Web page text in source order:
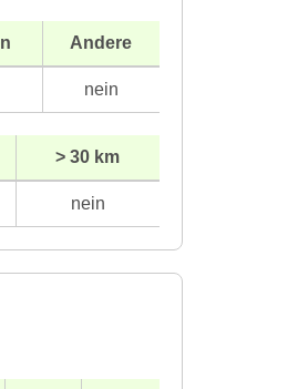
Andere
nein
> 30 km
nein